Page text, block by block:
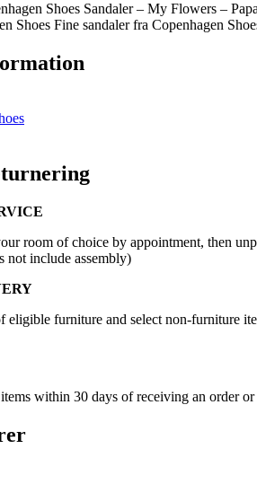
Shoes Sandaler – My Flowers –
Shoes Fine sandaler fra Copenhagen
room of choice by appointment, then
not include assembly)
furniture and select non-furniture
within 30 days of receiving an order